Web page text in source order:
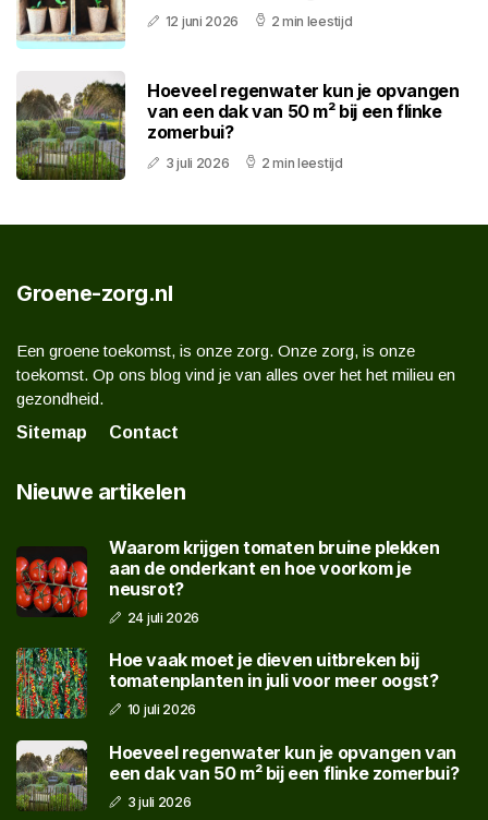
12 juni 2026 2 min leestijd
Hoeveel regenwater kun je opvangen
van een dak van 50 m² bij een flinke
zomerbui?
3 juli 2026 2 min leestijd
Groene-zorg.nl
Een groene toekomst, is onze zorg. Onze zorg, is onze
toekomst. Op ons blog vind je van alles over het het milieu en
gezondheid.
Sitemap
Contact
Nieuwe artikelen
Waarom krijgen tomaten bruine plekken
aan de onderkant en hoe voorkom je
neusrot?
24 juli 2026
Hoe vaak moet je dieven uitbreken bij
tomatenplanten in juli voor meer oogst?
10 juli 2026
Hoeveel regenwater kun je opvangen van
een dak van 50 m² bij een flinke zomerbui?
3 juli 2026